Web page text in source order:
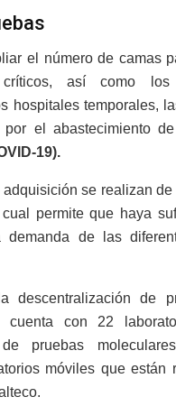
el número de camas
así como los
hospitales temporales,
el abastecimiento de
19).
adquisición se realizan
permite que haya
demanda de las
descentralización de
cuenta con 22
de pruebas
móviles que están